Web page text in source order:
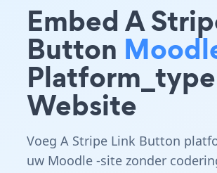
Embed A
Button
Website
Voeg A Stripe Link Button
uw Moodle -site zonder